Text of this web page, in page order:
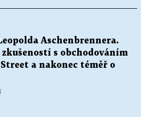
Aschenbrennera.
s obchodováním
a nakonec téměř o